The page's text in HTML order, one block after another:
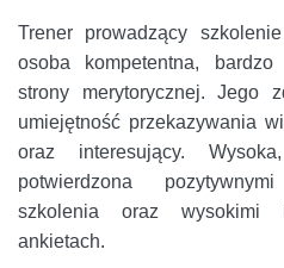
Trener prowadzący
osoba kompetentna,
strony merytorycznej. Jego
umiejętność przekazywania
oraz interesujący.
potwierdzona
szkolenia oraz wysokimi
ankietach.